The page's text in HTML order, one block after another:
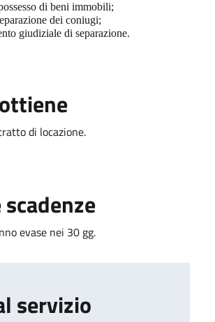
di beni immobili;
dei coniugi;
giudiziale di separazione.
di locazione.
evase nei 30 gg.
servizio